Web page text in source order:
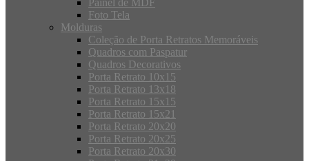
Painel de MDF
Foto Tela
Molduras
Coleção de Porta Retratos Memoráveis
Quadros com Paspatur
Quadros Decorativos
Porta Retrato 10x15
Porta Retrato 13x18
Porta Retrato 15x15
Porta Retrato 15x21
Porta Retrato 20x20
Porta Retrato 20x25
Porta Retrato 20x30